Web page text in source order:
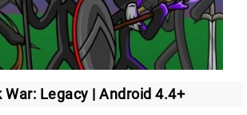
свой характер и набор
ещё на этапе планирования.
нужна одна тактика, под другого —
что готовьте армию заранее и
Legacy | Android 4.4+